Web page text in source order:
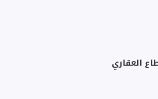
أراضٍ بموقع استثماري قوي في عجمان
العقاري